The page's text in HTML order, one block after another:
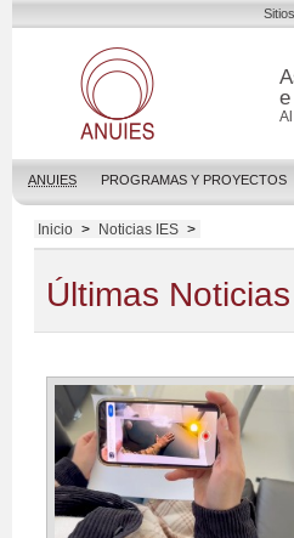
ANUIES PROGRAMAS Y PROYECTOS
Inicio > Noticias IES >
Últimas